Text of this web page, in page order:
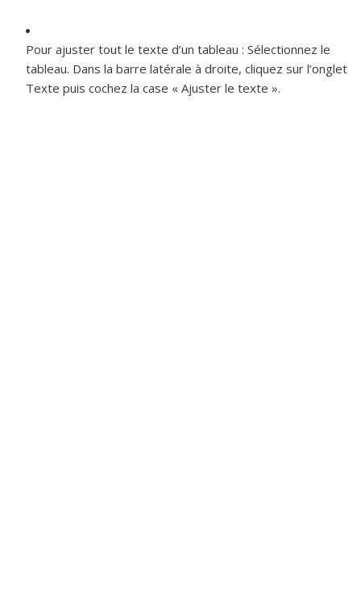
Pour ajuster tout le texte d’un tableau : Sélectionnez le
tableau. Dans la barre latérale à droite, cliquez sur l’onglet
Texte puis cochez la case « Ajuster le texte ».